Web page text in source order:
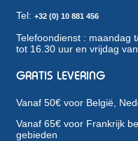
Tel: +32 (0) 10 881 456
Telefoondienst : maandag
tot 16.30 uur en vrijdag
GRATIS LEVERING
Vanaf 50€ voor België,
Vanaf 65€ voor Frankrijk
gebieden